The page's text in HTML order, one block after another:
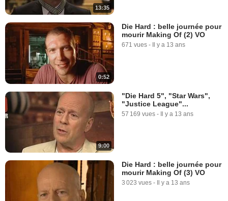
13:35
0:52
Die Hard : belle journée pour
mourir Making Of (2) VO
671 vues - Il y a 13 ans
9:00
"Die Hard 5", "Star Wars",
"Justice League"...
57 169 vues - Il y a 13 ans
Die Hard : belle journée pour
mourir Making Of (3) VO
3 023 vues - Il y a 13 ans